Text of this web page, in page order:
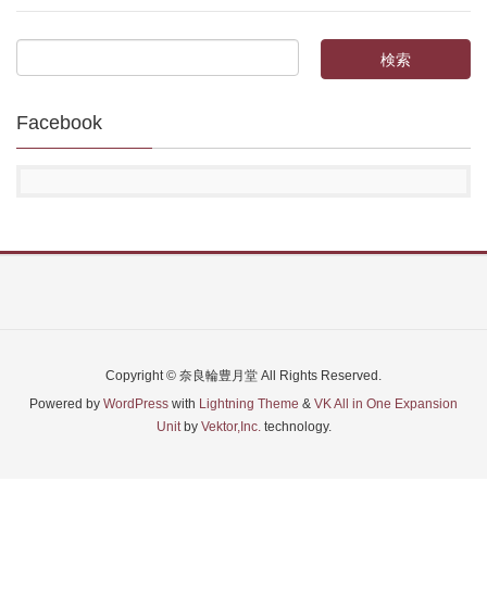
Facebook
Copyright © 奈良輪豊月堂 All Rights Reserved.
Powered by WordPress with Lightning Theme & VK All in One Expansion
Unitby Vektor,Inc.technology.